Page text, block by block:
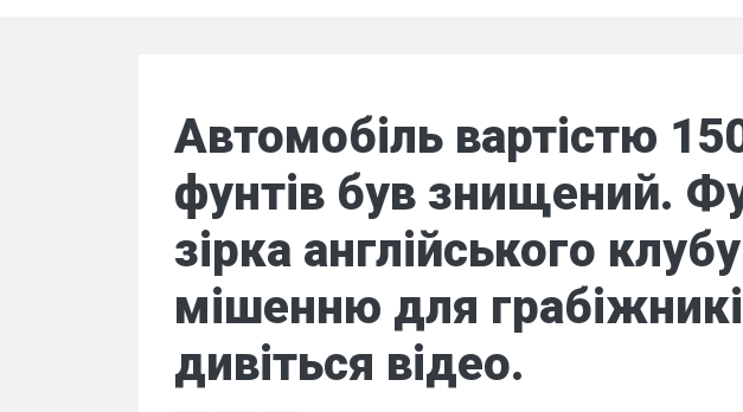
Автомобіль вартістю
фунтів був знищений.
зірка англійського
мішенню для
дивіться відео.